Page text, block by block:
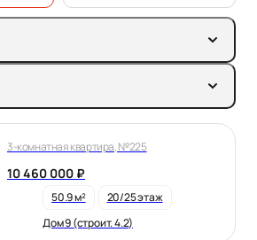
3-комнатная квартира, №225
10 460 000 ₽
50.9 м²
20/25 этаж
Дом 9 (строит. 4.2)